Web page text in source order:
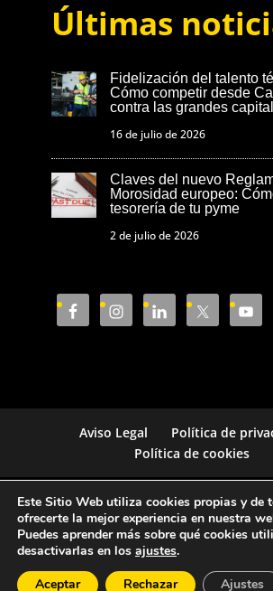
Últimas
Fidelización del talento
Cómo competir desde
contra las grandes
16 de julio de 2026
Claves del nuevo
Morosidad europeo:
tesorería de tu pyme
2 de julio de 2026
Aviso Legal
Política de
Política de cookies
Cámara de Comercio de
Este Sitio Web utiliza cookies propias y de
ofrecerte la mejor experiencia en nuestra
Puedes aprender más sobre qué cookies
desactivarlas en los ajustes.
Aceptar
Rechazar Ajustes